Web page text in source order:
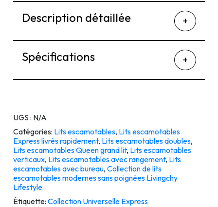
Description détaillée
Spécifications
UGS : N/A
Catégories: Lits escamotables, Lits escamotables
Express livrés rapidement, Lits escamotables doubles,
Lits escamotables Queen grand lit, Lits escamotables
verticaux, Lits escamotables avec rangement, Lits
escamotables avec bureau,Collection de lits
escamotables modernes sans poignées Livingchy
Lifestyle
Étiquette:Collection Universelle Express